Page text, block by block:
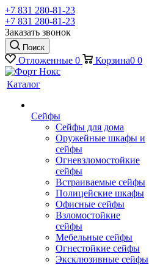
+7 831 280-81-23
+7 831 280-81-23
Заказать звонок
Поиск
Отложенные 0 Корзина0 0
Каталог
Сейфы
Сейфы для дома
Оружейные шкафы и
сейфы
Огневзломостойкие
сейфы
Встраиваемые сейфы
Полицейские шкафы
Офисные сейфы
Взломостойкие
сейфы
Мебельные сейфы
Огнестойкие сейфы
Эксклюзивные сейфы